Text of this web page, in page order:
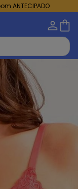
ANTECIPADO